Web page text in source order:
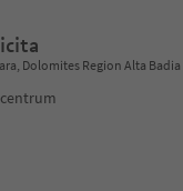
Dolomites Region Alta Badia